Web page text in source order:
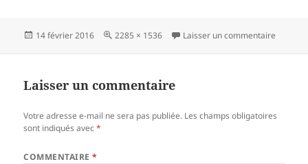
Publié
14 février 2016
Taille
2285 × 1536 Laisser un commentaire
Laisser un commentaire
Votre adresse e-mail ne sera pas publiée. Les champs obligatoires
sont indiqués avec*
COMMENTAIRE*